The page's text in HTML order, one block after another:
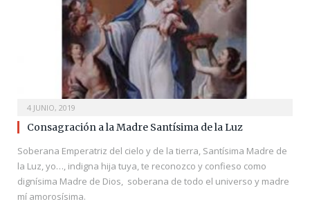
4 JUNIO, 2019
Consagración a la Madre Santísima de la Luz
Soberana Emperatriz del cielo y de la tierra, Santísima Madre de
la Luz, yo…, indigna hija tuya, te reconozco y confieso como
dignísima Madre de Dios, soberana de todo el universo y madre
mí amorosísima.